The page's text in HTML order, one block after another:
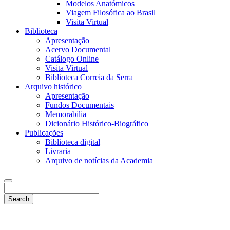
Modelos Anatómicos
Viagem Filosófica ao Brasil
Visita Virtual
Biblioteca
Apresentação
Acervo Documental
Catálogo Online
Visita Virtual
Biblioteca Correia da Serra
Arquivo histórico
Apresentação
Fundos Documentais
Memorabilia
Dicionário Histórico-Biográfico
Publicações
Biblioteca digital
Livraria
Arquivo de notícias da Academia